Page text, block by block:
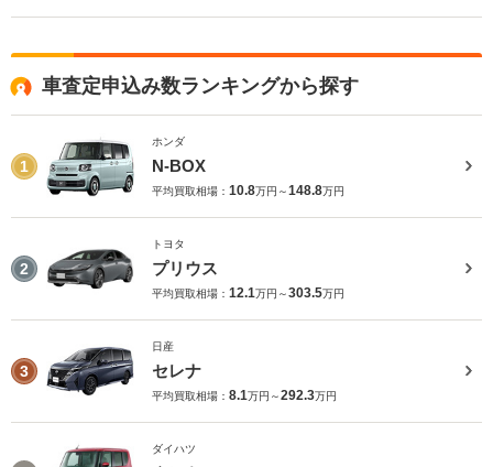
車査定申込み数ランキングから探す
1
ホンダ
N-BOX
平均買取相場： 10.8万円～148.8万円
2
トヨタ
プリウス
平均買取相場： 12.1万円～303.5万円
3
日産
セレナ
平均買取相場： 8.1万円～292.3万円
ダイハツ